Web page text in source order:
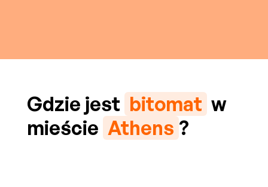
Gdzie jest bitomat w
mieście Athens ?